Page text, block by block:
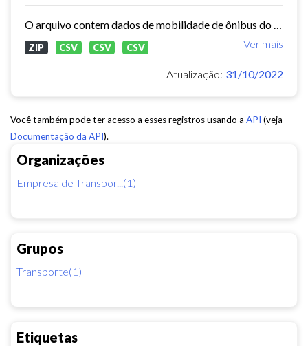
Organizações
Empresa de Transpor...(1)
Grupos
Transporte(1)
Etiquetas
Ver mais
ZIP CSV CSV CSV
Atualização: 31/10/2022
Você também pode ter acesso a esses registros usando a API (veja
Documentação da API).